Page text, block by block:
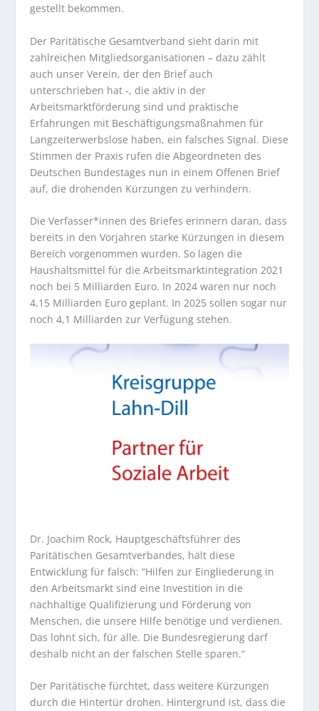
gestellt bekommen.
Der Paritätische Gesamtverband sieht darin mit
zahlreichen Mitgliedsorganisationen – dazu zählt
auch unser Verein, der den Brief auch
unterschrieben hat -, die aktiv in der
Arbeitsmarktförderung sind und praktische
Erfahrungen mit Beschäftigungsmaßnahmen für
Langzeiterwerbslose haben, ein falsches Signal. Diese
Stimmen der Praxis rufen die Abgeordneten des
Deutschen Bundestages nun in einem Offenen Brief
auf, die drohenden Kürzungen zu verhindern.
Die Verfasser*innen des Briefes erinnern daran, dass
bereits in den Vorjahren starke Kürzungen in diesem
Bereich vorgenommen wurden. So lagen die
Haushaltsmittel für die Arbeitsmarktintegration 2021
noch bei 5 Milliarden Euro. In 2024 waren nur noch
4,15 Milliarden Euro geplant. In 2025 sollen sogar nur
noch 4,1 Milliarden zur Verfügung stehen.
Dr. Joachim Rock, Hauptgeschäftsführer des
Paritätischen Gesamtverbandes, hält diese
Entwicklung für falsch: “Hilfen zur Eingliederung in
den Arbeitsmarkt sind eine Investition in die
nachhaltige Qualifizierung und Förderung von
Menschen, die unsere Hilfe benötige und verdienen.
Das lohnt sich, für alle. Die Bundesregierung darf
deshalb nicht an der falschen Stelle sparen.“
Der Paritätische fürchtet, dass weitere Kürzungen
durch die Hintertür drohen. Hintergrund ist, dass die